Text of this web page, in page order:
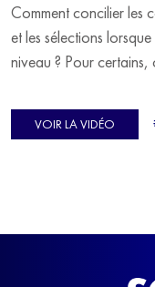
Comment concilier les
et les sélections
niveau ? Pour
d'Europe de Horse-
avant de trouver un
VOIR LA VIDÉO